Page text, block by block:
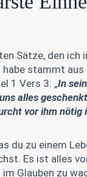
Sätze, den ich
habe stammt aus
1 Vers 3: „In
alles
vor ihm nötig
du zu einem
Es ist alles
Glauben zu